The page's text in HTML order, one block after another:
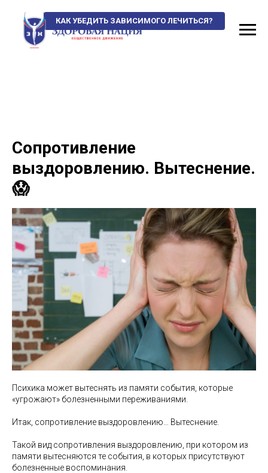
КАК УБЕДИТЬ ЗАВИСИМОГО ЛЕЧИТЬСЯ?
Сопротивление
выздоровлению. Вытеснение.
😱
Психика может вытеснять из памяти события, которые
«угрожают» болезненными переживаниями.
Итак, сопротивление выздоровлению… Вытеснение.
Такой вид сопротивления выздоровлению, при котором из
памяти вытесняются те события, в которых присутствуют
болезненные воспоминания.